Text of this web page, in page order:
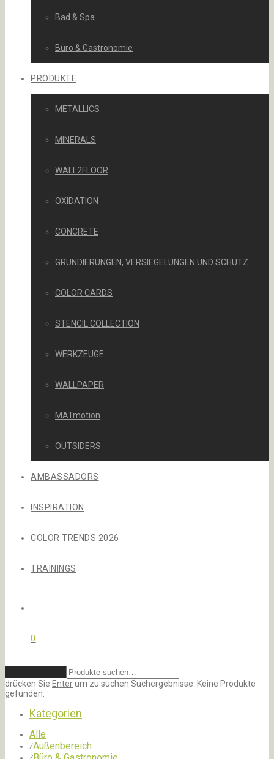
Bad & Spa
Büro & Gastronomie
PRODUKTE
METALLICS
MINERALS
WALL2FLOOR
OXIDATION
CONCRETE
GRUNDIERUNGEN, VERSIEGELUNGEN UND SCHUTZ
COLOR CARDS
STENCIL COLLECTION
WERKZEUGE
WALLPAPER
MATmotion
OUTSIDERS
AMBASSADORS
INSPIRATION
COLOR TRENDS 2026
TRAININGS
0
drücken Sie Enterum zu suchen Suchergebnisse: Keine Produkte
gefunden.
Kategorien
Alle
⁄Außenbereich